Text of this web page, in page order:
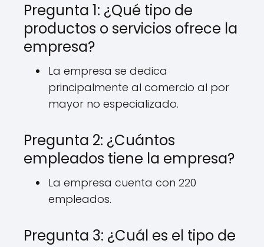
Pregunta 1: ¿Qué tipo de
productos o servicios ofrece la
empresa?
La empresa se dedica
principalmente al comercio al por
mayor no especializado.
Pregunta 2: ¿Cuántos
empleados tiene la empresa?
La empresa cuenta con 220
empleados.
Pregunta 3: ¿Cuál es el tipo de